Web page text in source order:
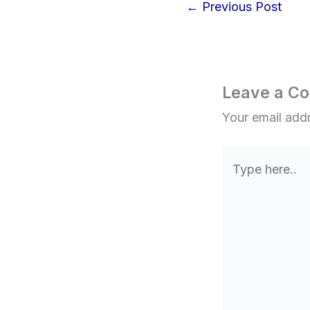
← Previous Post
Leave a
Your email
here..